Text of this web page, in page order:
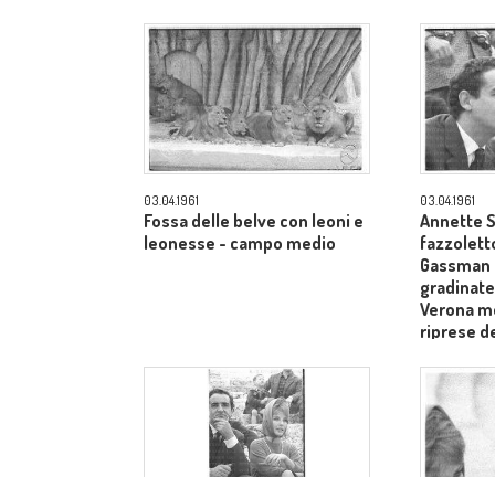
Laurentiis - primo piano
03.04.1961
Fossa delle belve con leoni e
leonesse - campo medio
03.04.1961
Annette
Verona
riprese